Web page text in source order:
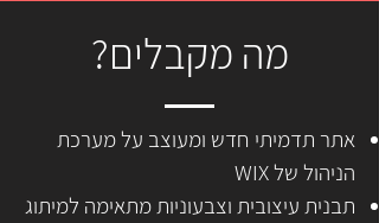
?מה מקבלים
אתר תדמיתי חדש ומעוצב על מערכת
הניהול של WIX
תבנית עיצובית וצבעוניות מתאימה למיתוג